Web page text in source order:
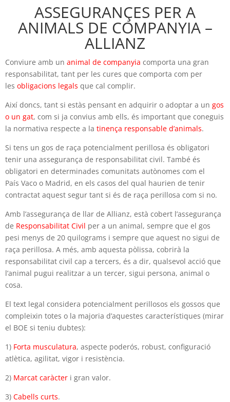
ASSEGURANÇES PER A
ANIMALS DE COMPANYIA –
ALLIANZ
Conviure amb un animal de companyia comporta una gran
responsabilitat, tant per les cures que comporta com per
les obligacions legals que cal complir.
Així doncs, tant si estàs pensant en adquirir o adoptar a un gos
o un gat, com si ja convius amb ells, és important que coneguis
la normativa respecte a la tinença responsable d’animals.
Si tens un gos de raça potencialment perillosa és obligatori
tenir una assegurança de responsabilitat civil. També és
obligatori en determinades comunitats autònomes com el
País Vaco o Madrid, en els casos del qual haurien de tenir
contractat aquest segur tant si és de raça perillosa com si no.
Amb l’assegurança de llar de Allianz, està cobert l’assegurança
de Responsabilitat Civil per a un animal, sempre que el gos
pesi menys de 20 quilograms i sempre que aquest no sigui de
raça perillosa. A més, amb aquesta pòlissa, cobrirà la
responsabilitat civil cap a tercers, és a dir, qualsevol acció que
l’animal pugui realitzar a un tercer, sigui persona, animal o
cosa.
El text legal considera potencialment perillosos els gossos que
compleixin totes o la majoria d’aquestes característiques (mirar
el BOE si teniu dubtes):
1) Forta musculatura, aspecte poderós, robust, configuració
atlètica, agilitat, vigor i resistència.
2) Marcat caràcter i gran valor.
3) Cabells curts.